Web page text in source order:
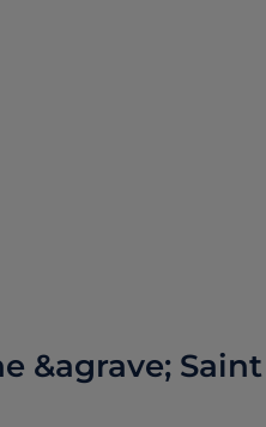
&agrave; Saint